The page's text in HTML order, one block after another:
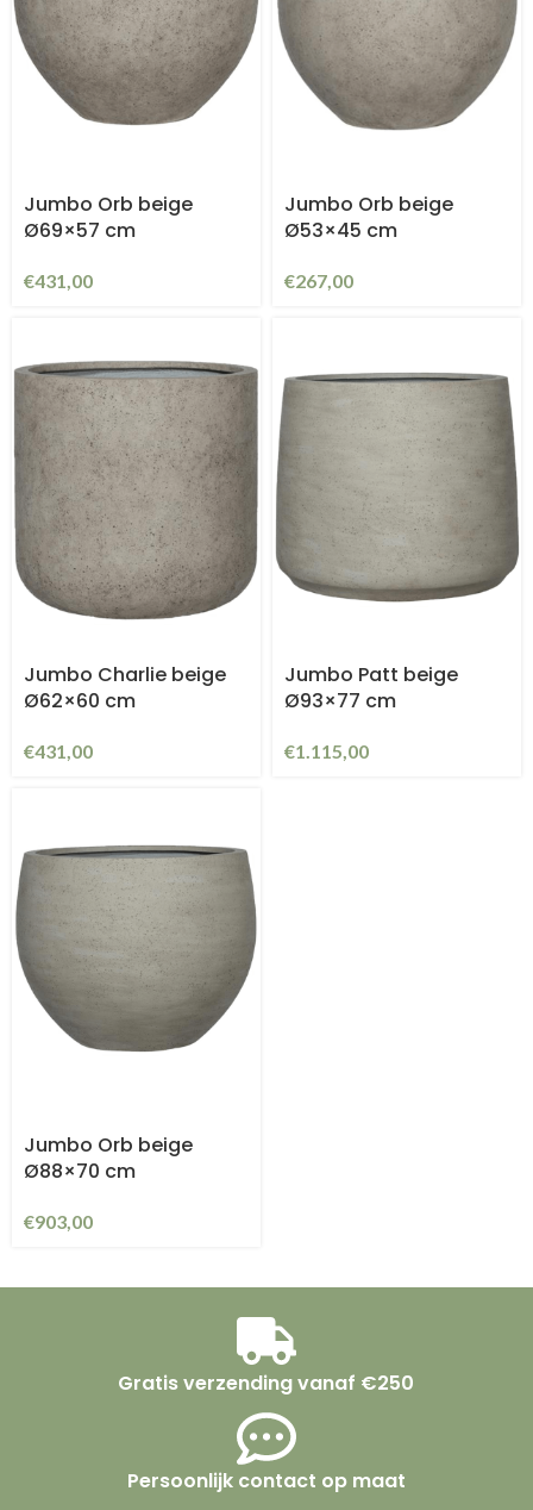
Jumbo Orb beige
Ø69×57 cm
€431,00
Jumbo Orb beige
Ø53×45 cm
€267,00
Jumbo Charlie beige
Ø62×60 cm
€431,00
Jumbo Patt beige
Ø93×77 cm
€1.115,00
Jumbo Orb beige
Ø88×70 cm
€903,00
Gratis verzending vanaf €250
Persoonlijk contact op maat